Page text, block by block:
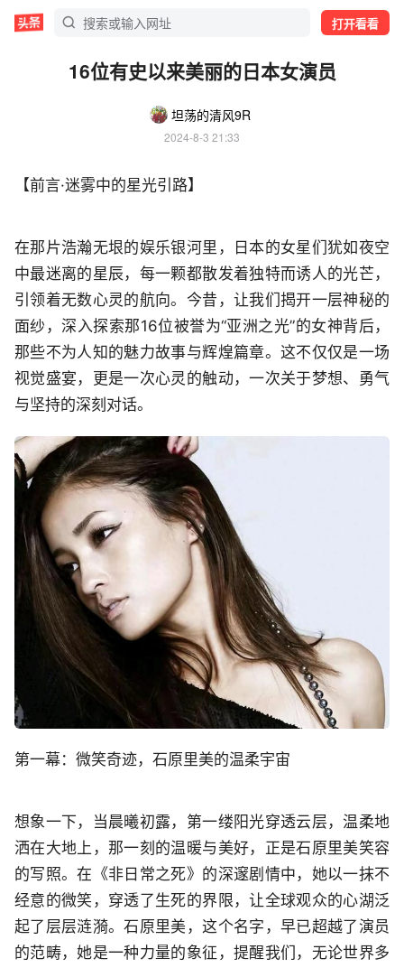
打开看看
16位有史以来美丽的日本女演员
坦荡的清风9R
2024-8-3 21:33
【前言·迷雾中的星光引路】
在那片浩瀚无垠的娱乐银河里，日本的女星们犹如夜空
中最迷离的星辰，每一颗都散发着独特而诱人的光芒，
引领着无数心灵的航向。今昔，让我们揭开一层神秘的
面纱，深入探索那16位被誉为“亚洲之光”的女神背后，
那些不为人知的魅力故事与辉煌篇章。这不仅仅是一场
视觉盛宴，更是一次心灵的触动，一次关于梦想、勇气
与坚持的深刻对话。
第一幕：微笑奇迹，石原里美的温柔宇宙
想象一下，当晨曦初露，第一缕阳光穿透云层，温柔地
洒在大地上，那一刻的温暖与美好，正是石原里美笑容
的写照。在《非日常之死》的深邃剧情中，她以一抹不
经意的微笑，穿透了生死的界限，让全球观众的心湖泛
起了层层涟漪。石原里美，这个名字，早已超越了演员
的范畴，她是一种力量的象征，提醒我们，无论世界多